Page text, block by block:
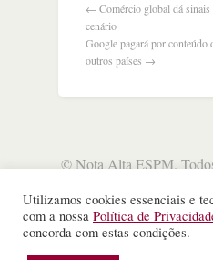
← Comércio global dá sinais
cenário
Google pagará por conteúdo
outros países →
©Nota Alta ESPM.
Utilizamos cookies essenciais e
com a nossa Política de
concorda com estas condições.